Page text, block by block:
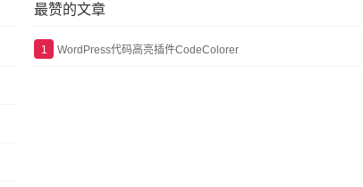
最赞的文章
1 WordPress代码高亮插件CodeColorer